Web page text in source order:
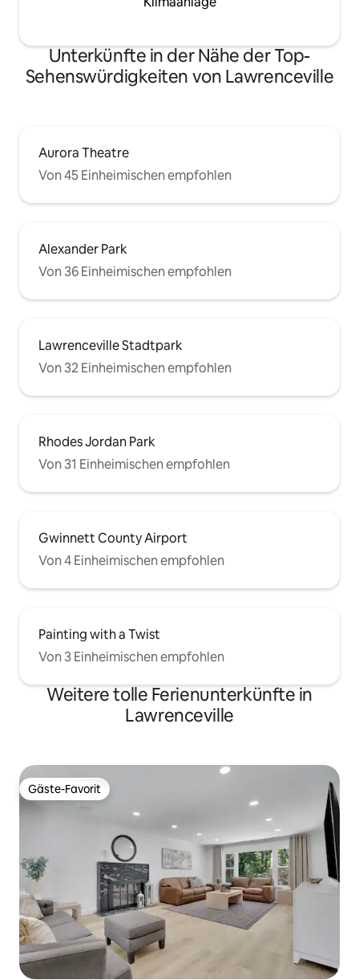
Unterkünfte in der Nähe der Top-
Sehenswürdigkeiten von Lawrenceville
Aurora Theatre
Von 45 Einheimischen empfohlen
Alexander Park
Von 36 Einheimischen empfohlen
Lawrenceville Stadtpark
Von 32 Einheimischen empfohlen
Rhodes Jordan Park
Von 31 Einheimischen empfohlen
Gwinnett County Airport
Von 4 Einheimischen empfohlen
Painting with a Twist
Von 3 Einheimischen empfohlen
Weitere tolle Ferienunterkünfte in
Lawrenceville
Gäste-Favorit
Gäste-Favorit